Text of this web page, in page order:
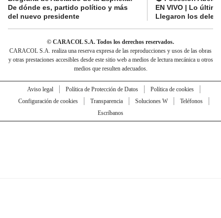
De dónde es, partido político y más
del nuevo presidente
EN VIVO | Lo
Llegaron los
© CARACOL S.A. Todos los derechos reservados.
CARACOL S.A. realiza una reserva expresa de las reproducciones y usos de las obras
y otras prestaciones accesibles desde este sitio web a medios de lectura mecánica u otros
medios que resulten adecuados.
Aviso legal Política de Protección de Datos
Política de cookies
Configuración de cookies
Transparencia Soluciones W
Teléfonos
Escríbanos